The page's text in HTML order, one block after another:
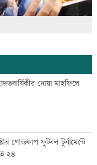
দোয়া মাহফিলে
গোল্ডকাপ ফুটবল টুর্নামেন্টে
২৪